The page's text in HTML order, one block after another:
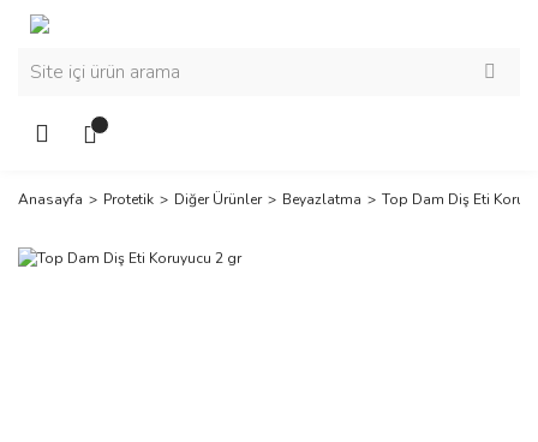
Anasayfa Protetik Diğer Ürünler Beyazlatma Top Dam Diş Eti